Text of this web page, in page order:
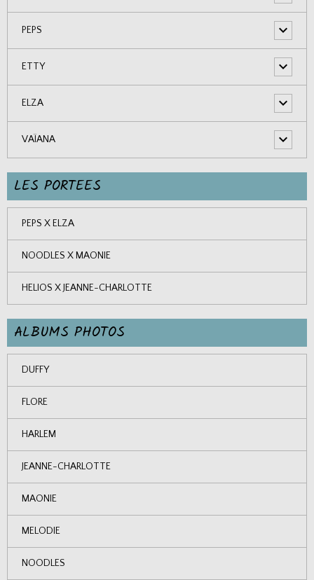
PEPS
ETTY
ELZA
VAÏANA
LES PORTEES
PEPS X ELZA
NOODLES X MAONIE
HELIOS X JEANNE-CHARLOTTE
ALBUMS PHOTOS
DUFFY
FLORE
HARLEM
JEANNE-CHARLOTTE
MAONIE
MELODIE
NOODLES